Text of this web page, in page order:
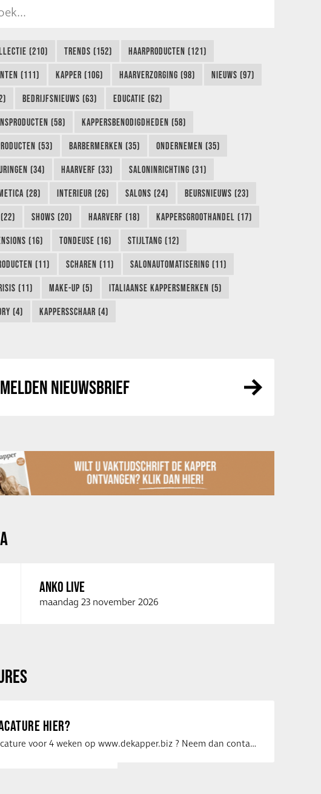
(210) TRENDS (152) HAARPRODUCTEN (121)
(111) KAPPER (106) HAARVERZORGING (98) NIEUWS (97)
BEDRIJFSNIEUWS (63) EDUCATIE (62)
(58) KAPPERSBENODIGDHEDEN (58)
(53) BARBERMERKEN (35) ONDERNEMEN (35)
(34) HAARVERF (33) SALONINRICHTING (31)
(28) INTERIEUR (26) SALONS (24) BEURSNIEUWS (23)
(22) SHOWS (20) HAARVERF (18) KAPPERSGROOTHANDEL (17)
(16) TONDEUSE (16) STIJLTANG (12)
(11) SCHAREN (11) SALONAUTOMATISERING (11)
(11) MAKE-UP (5) ITALIAANSE KAPPERSMERKEN (5)
(4) KAPPERSSCHAAR (4)
NIEUWSBRIEF
ANKO LIVE
maandag 23 november 2026
HIER?
Uw vacature voor 4 weken op www.dekapper.biz ? Neem dan contact op met Maaike …